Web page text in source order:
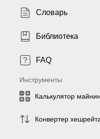
Словарь
Библиотека
FAQ
Инструменты
Калькулятор
Конвертер